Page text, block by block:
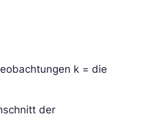
k = die
der